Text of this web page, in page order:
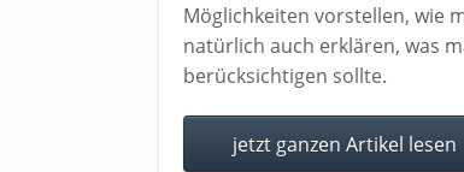
Möglichkeiten vorstellen, wie
natürlich auch erklären, was
berücksichtigen sollte.
jetzt ganzen Artikel lesen